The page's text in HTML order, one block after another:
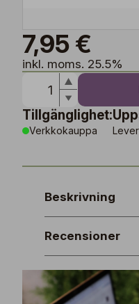
7,95 €
inkl. moms. 25.5%
Tillgänglighet:
Verkkokauppa
Beskrivning
Recensioner